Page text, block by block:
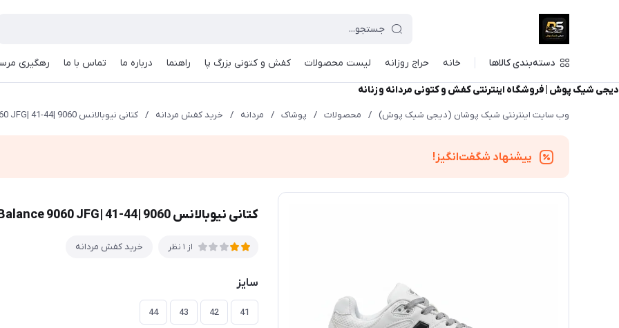
دسته‌بندی کالاها خانه حراج روزانه لیست محصولات کفش و کتونی بزرگ پا راهنما درباره ما تماس با ما رهگیری
دیجی شیک پوش | فروشگاه اینترنتی کفش و کتونی مردانه و زنانه
وب سایت اینترنتی شیک پوشان (دیجی شیک پوش) / محصولات / پوشاک / مردانه / خرید کفش مردانه / کتانی نیوبالانس 9060 |New Balance 9060 JFG| 41-44 سفید
پیشنهاد شگفت‌انگیز!
کتانی نیوبالانس 9060 |New Balance 9060 JFG| 41-44 سفید
از 1 نظر خرید کفش مردانه
سایز
41
42
43
44